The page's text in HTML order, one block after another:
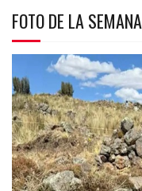
FOTO DE LA SEMANA